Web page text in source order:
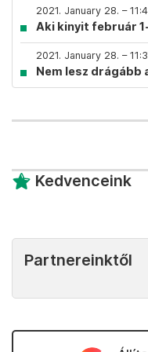
2021. January 28. –
Aki kinyit február
2021. January 28. –
Nem lesz drágább
Kedvenceink
Partnereinktől